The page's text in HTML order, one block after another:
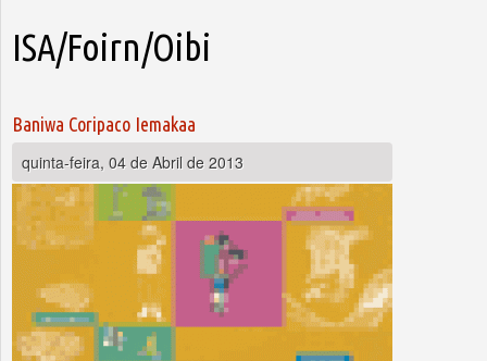
ISA/Foirn/Oibi
Baniwa Coripaco Iemakaa
quinta-feira, 04 de Abril de 2013